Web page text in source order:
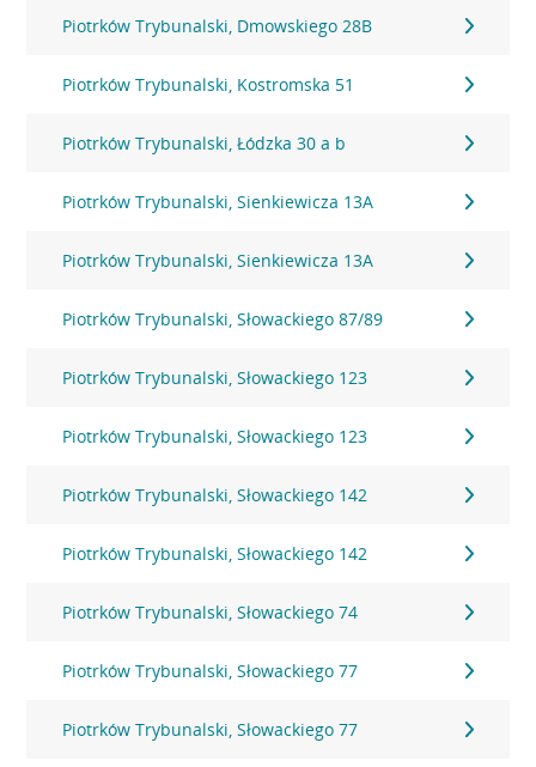
Piotrków Trybunalski, Dmowskiego 28B
Piotrków Trybunalski, Kostromska 51
Piotrków Trybunalski, Łódzka 30 a b
Piotrków Trybunalski, Sienkiewicza 13A
Piotrków Trybunalski, Sienkiewicza 13A
Piotrków Trybunalski, Słowackiego 87/89
Piotrków Trybunalski, Słowackiego 123
Piotrków Trybunalski, Słowackiego 123
Piotrków Trybunalski, Słowackiego 142
Piotrków Trybunalski, Słowackiego 142
Piotrków Trybunalski, Słowackiego 74
Piotrków Trybunalski, Słowackiego 77
Piotrków Trybunalski, Słowackiego 77